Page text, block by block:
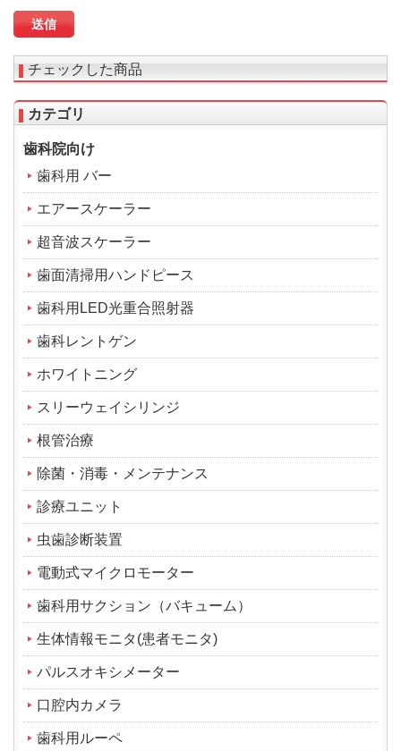
チェックした商品
カテゴリ
歯科院向け
歯科用 バー
エアースケーラー
超音波スケーラー
歯面清掃用ハンドピース
歯科用LED光重合照射器
歯科レントゲン
ホワイトニング
スリーウェイシリンジ
根管治療
除菌・消毒・メンテナンス
診療ユニット
虫歯診断装置
電動式マイクロモーター
歯科用サクション（バキューム）
生体情報モニタ(患者モニタ)
パルスオキシメーター
口腔内カメラ
歯科用ルーペ